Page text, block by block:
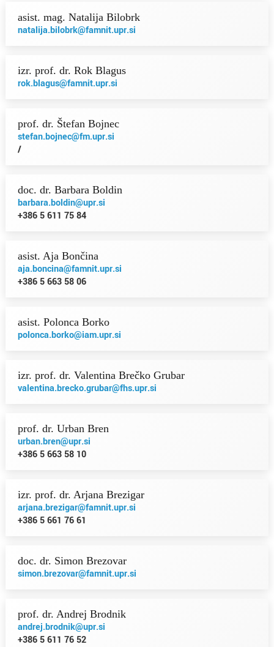
asist. mag. Natalija Bilobrk
natalija.bilobrk@famnit.upr.si
izr. prof. dr. Rok Blagus
rok.blagus@famnit.upr.si
prof. dr. Štefan Bojnec
stefan.bojnec@fm.upr.si
/
doc. dr. Barbara Boldin
barbara.boldin@upr.si
+386 5 611 75 84
asist. Aja Bončina
aja.boncina@famnit.upr.si
+386 5 663 58 06
asist. Polonca Borko
polonca.borko@iam.upr.si
izr. prof. dr. Valentina Brečko Grubar
valentina.brecko.grubar@fhs.upr.si
prof. dr. Urban Bren
urban.bren@upr.si
+386 5 663 58 10
izr. prof. dr. Arjana Brezigar
arjana.brezigar@famnit.upr.si
+386 5 661 76 61
doc. dr. Simon Brezovar
simon.brezovar@famnit.upr.si
prof. dr. Andrej Brodnik
andrej.brodnik@upr.si
+386 5 611 76 52